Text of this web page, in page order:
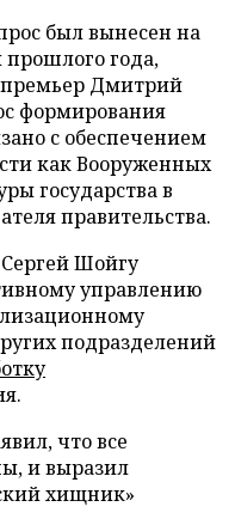
был вынесен на
года,
премьер Дмитрий
формирования
с обеспечением
как Вооруженных
государства в
правительства.
Шойгу
управлению
подразделений
что все
и выразил
хищник»